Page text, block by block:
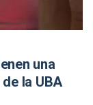
una
la UBA